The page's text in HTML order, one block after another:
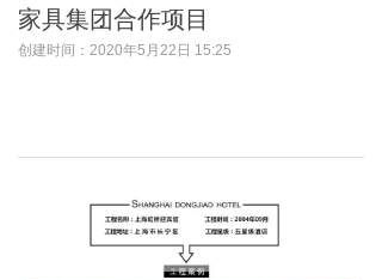
企业资质
家具集团合作项目
创建时间： 2020年5月22日 15:25